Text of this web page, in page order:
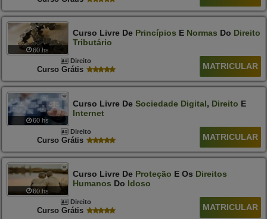
60 hs
Curso Livre De Princípios E Normas Do Direito
Tributário
Direito
Curso Grátis MATRICULAR
60 hs
Curso Livre De Sociedade Digital, Direito E
Internet
Direito
Curso Grátis MATRICULAR
60 hs
Curso Livre De Proteção E Os Direitos
Humanos Do Idoso
Direito
Curso Grátis MATRICULAR